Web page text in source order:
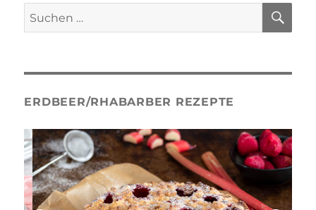
Suche
nach:
ERDBEER/RHABARBER REZEPTE